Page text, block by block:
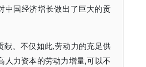
中国经济增长做出了巨大的贡
献。不仅如此,劳动力的充足供
人力资本的劳动力增量,可以不